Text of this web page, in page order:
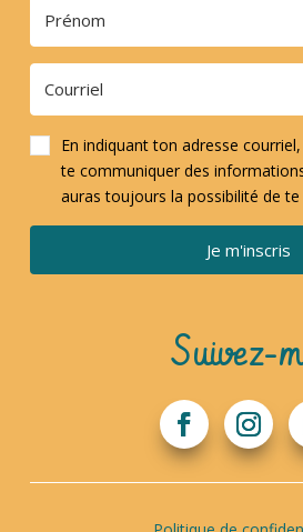
En indiquant ton adresse
te communiquer des
auras toujours la possibilité de te
Je m'inscris
Suivez-